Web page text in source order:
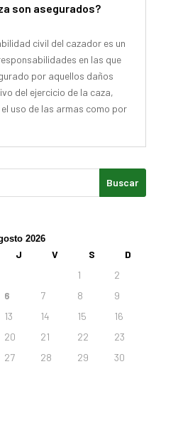
son asegurados?
civil del cazador es un
en las que
por aquellos daños
del ejercicio de la caza,
uso de las armas como por
2026
J V S
D
1
2
6 7 8
9
13 14 15
16
20 21 22
23
27 28 29
30